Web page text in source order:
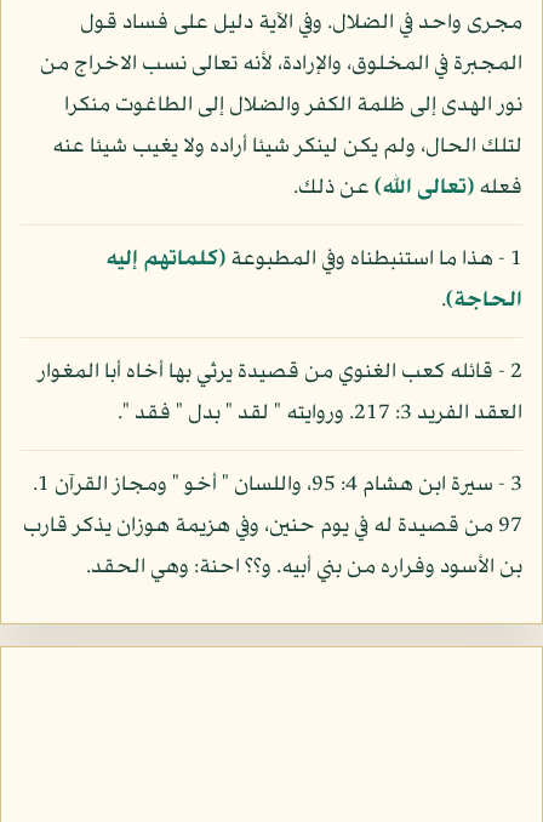
مجرى واحد في الضلال. وفي الآية دليل على فساد قول
المجبرة في المخلوق، والإرادة، لأنه تعالى نسب الاخراج من
نور الهدى إلى ظلمة الكفر والضلال إلى الطاغوت منكرا
لتلك الحال، ولم يكن لينكر شيئا أراده ولا يغيب شيئا عنه
فعله(تعالى الله)عن ذلك.
1 - هذا ما استنبطناه وفي المطبوعة
(كلماتهم إليه
الحاجة).
2 - قائله كعب الغنوي من قصيدة يرثي بها أخاه أبا المغوار
العقد الفريد 3: 217. وروايته " لقد " بدل " فقد ".
3 - سيرة ابن هشام 4: 95، واللسان " أخو " ومجاز القرآن 1.
97 من قصيدة له في يوم حنين، وفي هزيمة هوزان يذكر قارب
بن الأسود وفراره من بني أبيه. و؟؟ احنة: وهي الحقد.